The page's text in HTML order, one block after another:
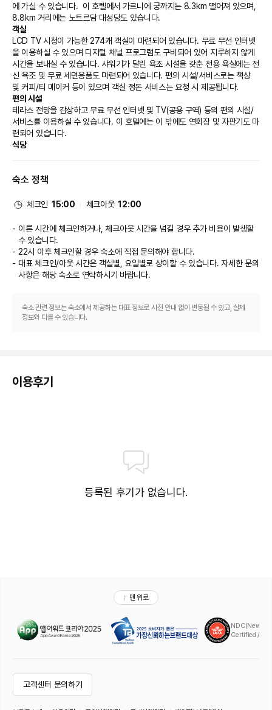
에 가실 수 있습니다.  이 호텔에서 가르니에 궁까지는 8.3km 떨어져 있으며,
8.8km 거리에는 노트르담 대성당도 있습니다.
객실
LCD TV 시청이 가능한 274개 객실이 마련되어 있습니다. 무료 무선 인터넷
을 이용하실 수 있으며 디지털 채널 프로그램도 구비되어 있어 지루하지 않게
시간을 보내실 수 있습니다. 샤워기가 달린 욕조 시설을 갖춘 전용 욕실에는 전
신 욕조 및 무료 세면용품도 마련되어 있습니다. 편의 시설/서비스로는 책상
및 커피/티 메이커 등이 있으며 객실 정돈 서비스는 요청 시 제공됩니다.
편의 시설
테라스 전망을 감상하고 무료 무선 인터넷 및 TV(공용 구역) 등의 편의 시설/
서비스를 이용하실 수 있습니다. 이 호텔에는 이 밖에도 연회장 및 자판기도 마
련되어 있습니다.
식당
료를 마시며 하루를 여유롭게 마무리하실 수 있어요. 아침 식사(뷔페)가 주중
비즈니스, 기타 편의시설
스크, 다국어 구사 가능 직원 등이 있습니다. 이 호텔의 행사 시설은 컨퍼런스
공간 및 회의실 등으로 구성되어 있습니다.
숙소 정책
체크인 15:00 체크아웃 12:00
이른 시간에 체크인하거나, 체크아웃 시간을 넘길 경우 추가 비용이 발생할
수 있습니다.
22시 이후 체크인할 경우 숙소에 직접 문의해야 합니다.
대표 체크인/아웃 시간은 객실별, 요일별로 상이할 수 있습니다. 자세한 문의
사항은 해당 숙소로 연락하시기 바랍니다.
숙소 관련 정보는 숙소에서 제공하는 대표 정보로 사전 안내 없이 변동될 수 있고, 실제
정보와 다를 수 있습니다.
이용후기
등록된 후기가 없습니다.